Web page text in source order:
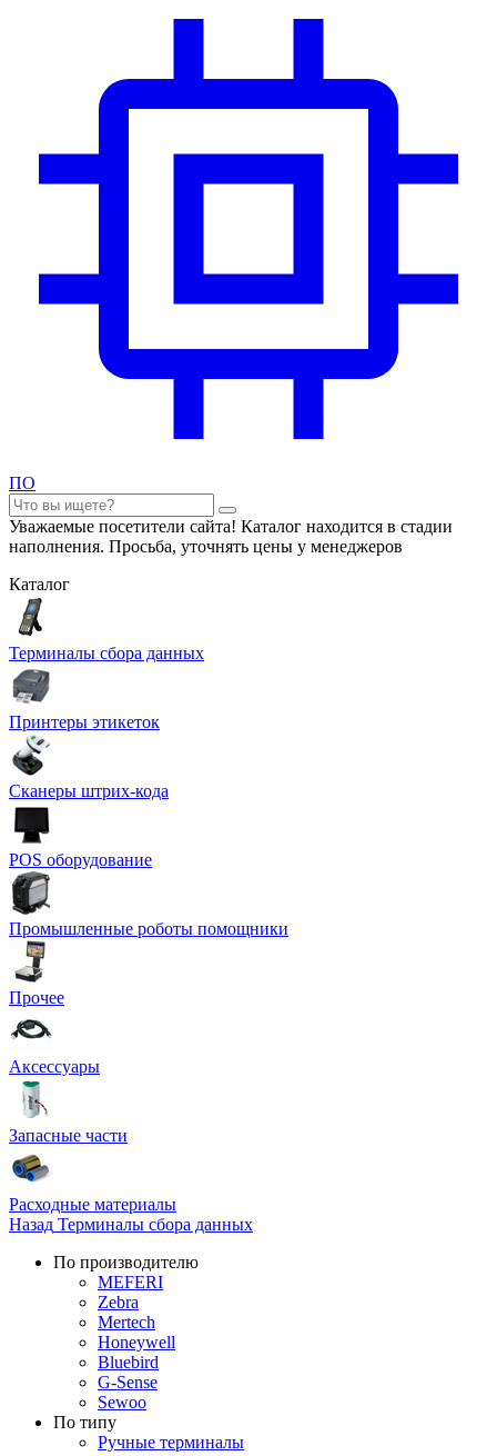
ПО
Уважаемые посетители сайта! Каталог находится в стадии
наполнения. Просьба, уточнять цены у менеджеров
Каталог
Терминалы сбора данных
Принтеры этикеток
Сканеры штрих-кода
POS оборудование
Промышленные роботы помощники
Прочее
Аксессуары
Запасные части
Расходные материалы
Назад Терминалы сбора данных
По производителю
MEFERI
Zebra
Mertech
Honeywell
Bluebird
G-Sense
Sewoo
По типу
Ручные терминалы